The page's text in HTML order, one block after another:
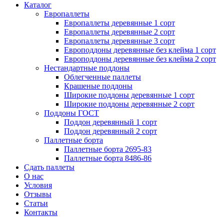
Каталог
Европаллеты
Европаллеты деревянные 1 сорт
Европаллеты деревянные 2 сорт
Европаллеты деревянные 3 сорт
Европоддоны деревянные без клейма 1 сорт
Европоддоны деревянные без клейма 2 сорт
Нестандартные поддоны
Облегченные паллеты
Крашеные поддоны
Широкие поддоны деревянные 1 сорт
Широкие поддоны деревянные 2 сорт
Поддоны ГОСТ
Поддон деревянный 1 сорт
Поддон деревянный 2 сорт
Паллетные борта
Паллетные борта 2695-83
Паллетные борта 8486-86
Сдать паллеты
О нас
Условия
Отзывы
Статьи
Контакты